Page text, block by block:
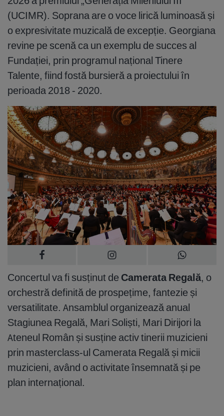
(UCIMR). Soprana are o voce lirică luminoasă și
o expresivitate muzicală de excepție. Georgiana
revine pe scenă ca un exemplu de succes al
Fundației, prin programul național Tinere
Talente, fiind fostă bursieră a proiectului în
perioada 2018 - 2020.
Concertul va fi susținut de Camerata Regală, o
orchestră definită de prospețime, fantezie și
versatilitate. Ansamblul organizează anual
Stagiunea Regală, Mari Soliști, Mari Dirijori la
Ateneul Român și susține activ tinerii muzicieni
prin masterclass-ul Camerata Regală și micii
muzicieni, având o activitate însemnată și pe
plan internațional.